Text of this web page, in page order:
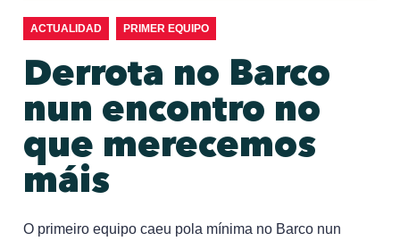
ACTUALIDAD PRIMER EQUIPO
Derrota no Barco
nun encontro no
que merecemos
máis
O primeiro equipo caeu pola mínima no Barco nun